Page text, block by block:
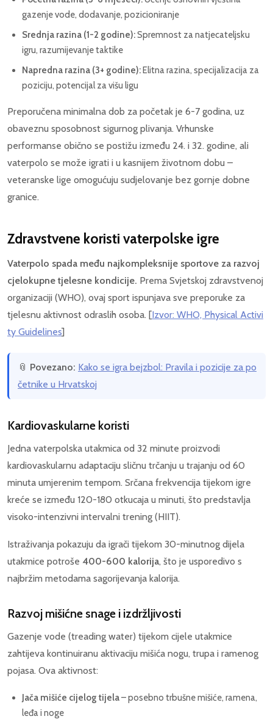
gazenje vode, dodavanje, pozicioniranje
Srednja razina (1-2 godine):Spremnost za natjecateljsku
igru, razumijevanje taktike
Napredna razina (3+ godine):Elitna razina, specijalizacija za
poziciju, potencijal za višu ligu
Preporučena minimalna dob za početak je 6-7 godina, uz
obaveznu sposobnost sigurnog plivanja. Vrhunske
performanse obično se postižu između 24. i 32. godine, ali
vaterpolo se može igrati i u kasnijem životnom dobu –
veteranske lige omogućuju sudjelovanje bez gornje dobne
granice.
Zdravstvene koristi vaterpolske igre
Vaterpolo spada među najkompleksnije sportove za razvoj
cjelokupne tjelesne kondicije. Prema Svjetskoj zdravstvenoj
organizaciji (WHO), ovaj sport ispunjava sve preporuke za
tjelesnu aktivnost odraslih osoba. [Izvor: WHO, Physical Activi
ty Guidelines]
📎 Povezano: Kako se igra bejzbol: Pravila i pozicije za po
četnike u Hrvatskoj
Kardiovaskularne koristi
Jedna vaterpolska utakmica od 32 minute proizvodi
kardiovaskularnu adaptaciju sličnu trčanju u trajanju od 60
minuta umjerenim tempom. Srčana frekvencija tijekom igre
kreće se između 120-180 otkucaja u minuti, što predstavlja
visoko-intenzivni intervalni trening (HIIT).
Istraživanja pokazuju da igrači tijekom 30-minutnog dijela
utakmice potroše 400-600 kalorija, što je usporedivo s
najbržim metodama sagorijevanja kalorija.
Razvoj mišićne snage i izdržljivosti
Gazenje vode (treading water) tijekom cijele utakmice
zahtijeva kontinuiranu aktivaciju mišića nogu, trupa i ramenog
pojasa. Ova aktivnost:
Jača mišiće cijelog tijela– posebno trbušne mišiće, ramena,
leđa i noge